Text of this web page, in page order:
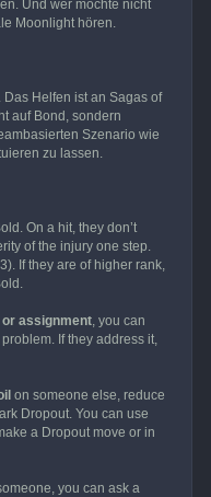
Und wer möchte nicht
Moonlight hören.
Helfen ist an Sagas of
auf Bond, sondern
Szenario wie
zu lassen.
On a hit, they don’t
of the injury one step.
If they are of higher rank,
assignment, you can
If they address it,
on someone else, reduce
Dropout. You can use
a Dropout move or in
you can ask a